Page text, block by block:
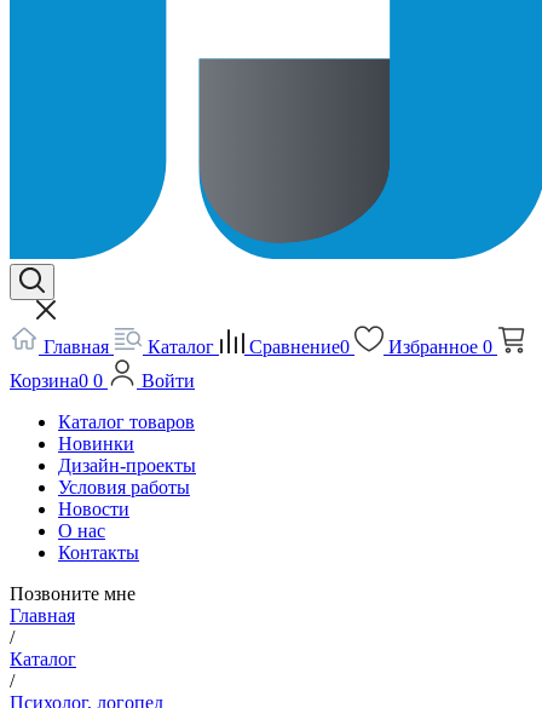
Главная Каталог Сравнение0 Избранное 0
Корзина0 0
Войти
Каталог товаров
Новинки
Дизайн-проекты
Условия работы
Новости
О нас
Контакты
Позвоните мне
Главная
/
Каталог
/
Психолог, логопед